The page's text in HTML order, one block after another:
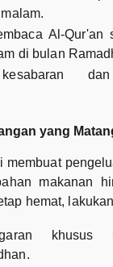
Al-Qur'an
di bulan
yang
membuat
makanan
hemat,
khusus